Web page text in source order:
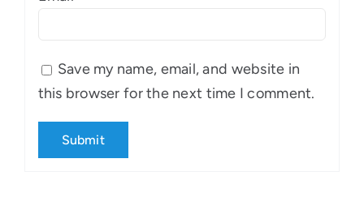
Save my name, email, and website in
this browser for the next time I comment.